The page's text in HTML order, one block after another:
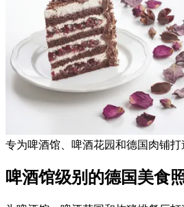
专为啤酒馆、啤酒花园和德国肉铺打
啤酒馆级别的德国美食